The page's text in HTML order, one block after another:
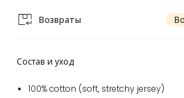
Возвраты
Состав и уход
100% cotton (soft, stretchy jersey)